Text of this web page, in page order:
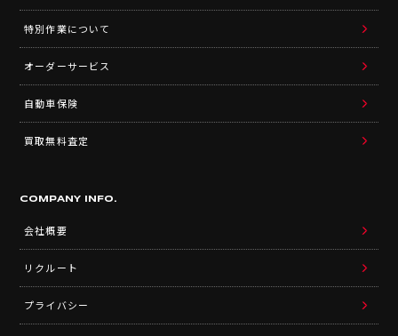
特別作業について
オーダーサービス
自動車保険
買取無料査定
COMPANY INFO.
会社概要
リクルート
プライバシー